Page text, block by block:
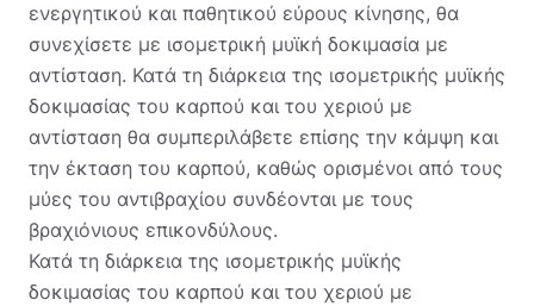
ενεργητικού και παθητικού εύρους κίνησης, θα
συνεχίσετε με ισομετρική μυϊκή δοκιμασία με
αντίσταση. Κατά τη διάρκεια της ισομετρικής μυϊκής
δοκιμασίας του καρπού και του χεριού με
αντίσταση θα συμπεριλάβετε επίσης την κάμψη και
την έκταση του καρπού, καθώς ορισμένοι από τους
μύες του αντιβραχίου συνδέονται με τους
βραχιόνιους επικονδύλους.
Κατά τη διάρκεια της ισομετρικής μυϊκής
δοκιμασίας του καρπού και του χεριού με